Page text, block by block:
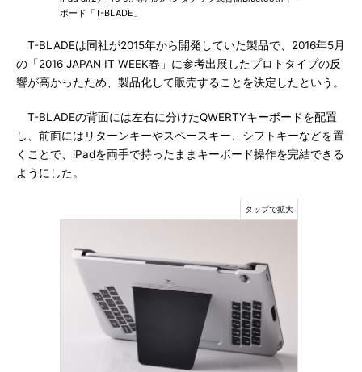
ボード「T-BLADE」
T-BLADEは同社が2015年から開発していた製品で、2016年5月
の「2016 JAPAN IT WEEK春」に参考出展したプロトタイプの反
響が高かったため、製品化して販売することを決定したという。
T-BLADEの背面には左右に分けたQWERTYキーボードを配置
し、前面にはリターンキーやスペースキー、シフトキーなどを置
くことで、iPadを両手で持ったままキーボード操作を完結できる
ようにした。